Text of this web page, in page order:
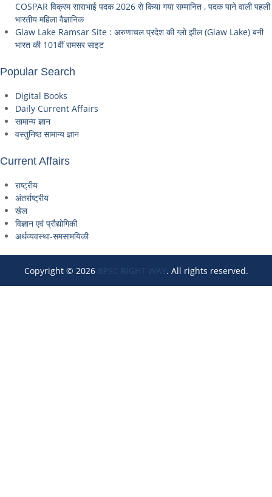
COSPAR विक्रम साराभाई पदक 2026 से किया गया सम्मानित , पदक पाने वाली पहली
भारतीय महिला वैज्ञानिक
Glaw Lake Ramsar Site : अरुणाचल प्रदेश की ग्लो झील (Glaw Lake) बनी
भारत की 101वीं रामसर साइट
Popular Search
Digital Books
Daily Current Affairs
सामान्य ज्ञान
वस्तुनिष्ठ सामान्य ज्ञान
Current Affairs
राष्ट्रीय
अंतर्राष्ट्रीय
खेल
विज्ञान एवं प्रौद्योगिकी
अर्थव्यवस्था-समसामयिकी
Copyright © 2026 BPSC RIGHT WAY . All rights reserved.